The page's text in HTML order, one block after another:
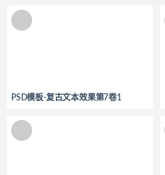
PSD模板-复古文本效果第7卷1